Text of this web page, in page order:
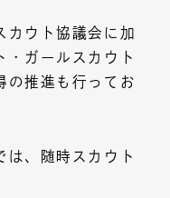
カウト協議会に加
・ガールスカウト
の推進も行ってお
は、随時スカウト